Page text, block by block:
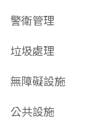
警衛管理
垃圾處理
無障礙設施
公共設施